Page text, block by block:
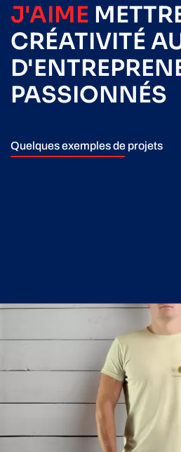
J'AIME
CRÉATIVITÉ
PASSIONNÉS
Quelques exemples de projets